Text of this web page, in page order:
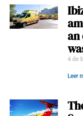
an
4 de
Leer